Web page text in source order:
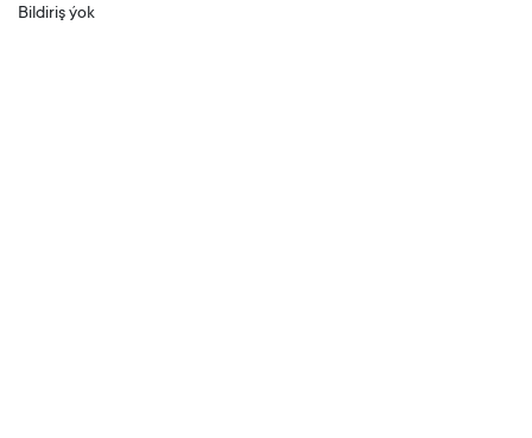
Bildiriş ýok